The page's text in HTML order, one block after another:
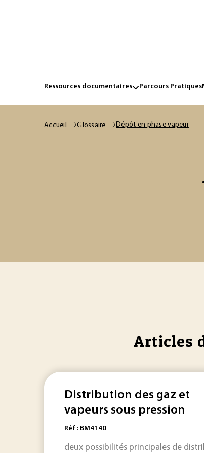
Ressources documentaires Parcours Pratiques
Accueil Glossaire Dépôt en phase vapeur
Articles
Distribution des gaz et
vapeurs sous pression
Réf : BM4140
deux possibilités principales de